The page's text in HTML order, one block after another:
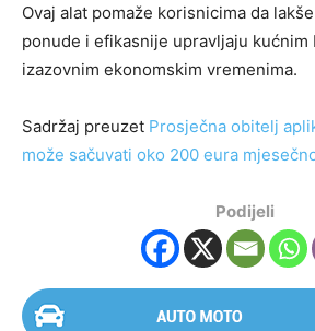
Ovaj alat pomaže korisnicima da
ponude i efikasnije upravljaju kućnim
izazovnim ekonomskim vremenima.
Sadržaj preuzet Prosječna obitelj
može sačuvati oko 200 eura
Podijeli